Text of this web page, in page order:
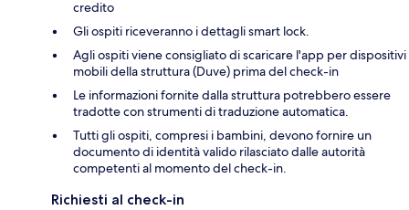
credito
Gli ospiti riceveranno i dettagli smart lock.
Agli ospiti viene consigliato di scaricare l'app per dispositivi
mobili della struttura (Duve) prima del check-in
Le informazioni fornite dalla struttura potrebbero essere
tradotte con strumenti di traduzione automatica.
Tutti gli ospiti, compresi i bambini, devono fornire un
documento di identità valido rilasciato dalle autorità
competenti al momento del check-in.
Richiesti al check-in